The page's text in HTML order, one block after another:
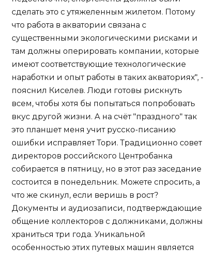
сделать это с утяжеленным жилетом. Потому
что работа в акватории связана с
существенными экологическими рисками и
там должны оперировать компании, которые
имеют соответствующие технологические
наработки и опыт работы в таких акваториях", -
пояснил Киселев. Люди готовы рискнуть
всем, чтобы хотя бы попытаться попробовать
вкус другой жизни. А на счёт "праздного" так
это планшет меня учит русско-писанию
ошибки исправляет Тори. Традиционно совет
директоров российского Центробанка
собирается в пятницу, но в этот раз заседание
состоится в понедельник. Можете спросить, а
что же скинул, если веришь в рост?
Документы и аудиозаписи, подтверждающие
общение коллекторов с должниками, должны
храниться три года. Уникальной
особенностью этих путевых машин является